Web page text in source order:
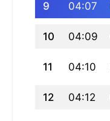
9 04:07
10 04:09
11 04:10
12 04:12